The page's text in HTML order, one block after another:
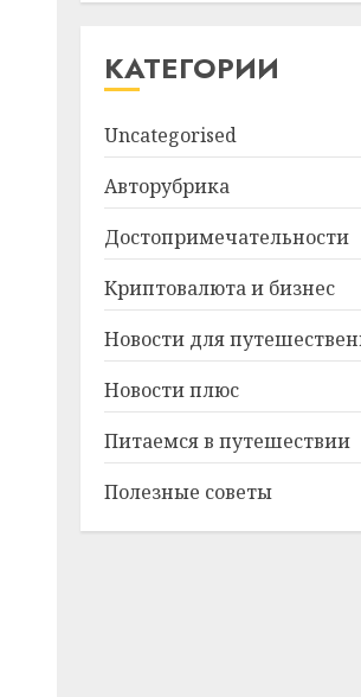
КАТЕГОРИИ
Uncategorised
Авторубрика
Достопримечательности
Криптовалюта и бизнес
Новости для
Новости плюс
Питаемся в путешествии
Полезные советы